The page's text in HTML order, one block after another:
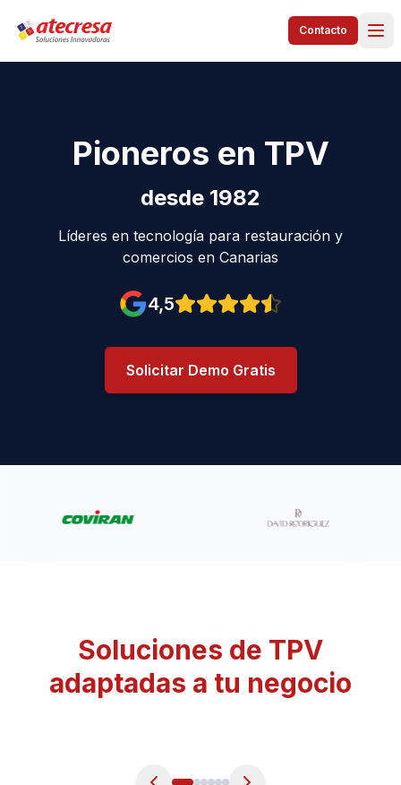
Contacto
Pioneros en TPV
desde 1982
Líderes en tecnología para restauración y
comercios en Canarias
Valoración en Google: 4,5
4,5
Solicitar Demo Gratis
Soluciones de TPV
adaptadas a tu negocio